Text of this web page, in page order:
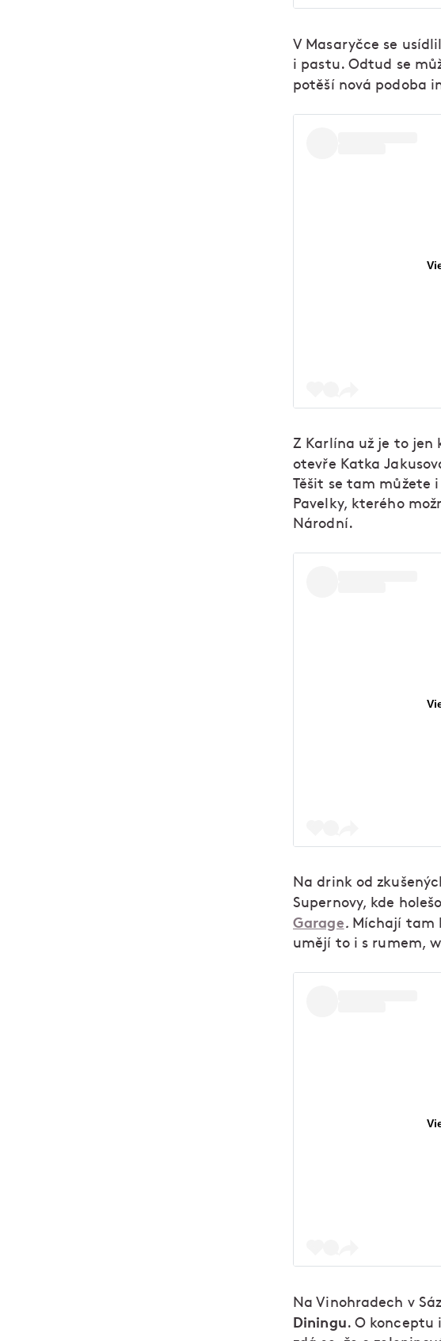
V Masaryčce se
i pastu. Odtud se
potěší nová podoba
Z Karlína už je to jen
otevře Katka
Těšit se tam můžete
Pavelky, kterého
Národní.
Na drink od
Supernovy, kde
Garage. Míchají tam
umějí to i s rumem,
Na Vinohradech v
Diningu. O konceptu